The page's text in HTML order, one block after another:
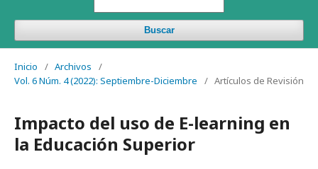
Buscar
Inicio / Archivos
/
Vol. 6 Núm. 4 (2022): Septiembre-Diciembre
/ Artículos de Revisión
Impacto del uso de E-learning en
la Educación Superior